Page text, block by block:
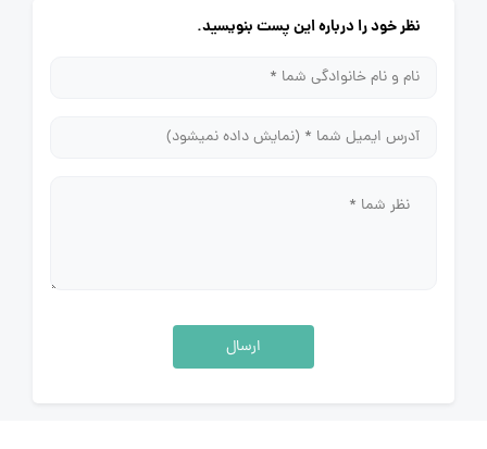
نظر خود را درباره این پست بنویسید.
ارسال